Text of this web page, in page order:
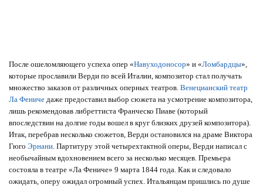
После ошеломляющего успеха опер «Навуходоносор» и «Ломбардцы»,
которые прославили Верди по всей Италии, композитор стал получать
множество заказов от различных оперных театров. Венецианский театр
Ла Фениче даже предоставил выбор сюжета на усмотрение композитора,
лишь рекомендовав либреттиста Франческо Пиаве (который
впоследствии на долгие годы вошел в круг близких друзей композитора).
Итак, перебрав несколько сюжетов, Верди остановился на драме Виктора
Гюго Эрнани. Партитуру этой четырехтактной оперы, Верди написал с
необычайным вдохновением всего за несколько месяцев. Премьера
состояла в театре «Ла Фениче» 9 марта 1844 года. Как и следовало
ожидать, оперу ожидал огромный успех. Итальянцам пришлись по душе